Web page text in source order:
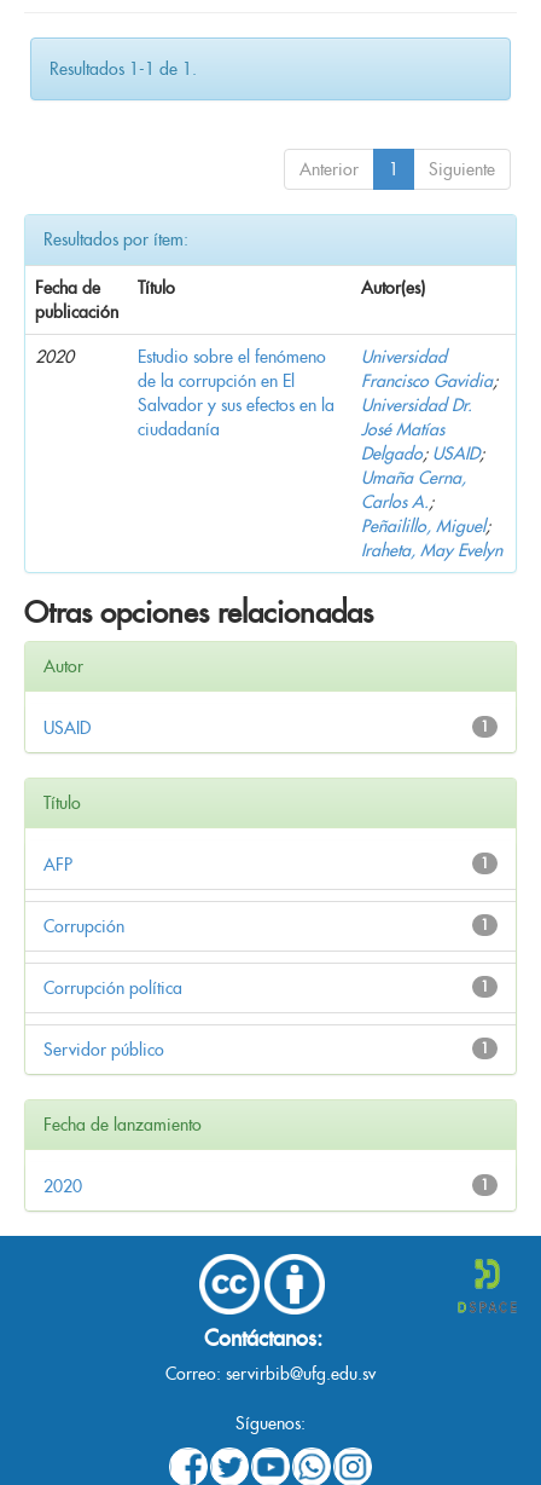
Resultados 1-1 de 1.
Anterior 1 Siguiente
Resultados por ítem:
Fecha de
publicación
Título Autor(es)
2020
Estudio sobre el fenómeno
de la corrupción en El
Salvador y sus efectos en la
ciudadanía
Universidad
Francisco Gavidia;
Universidad Dr.
José Matías
Delgado; USAID;
Umaña Cerna,
Carlos A.;
Peñailillo, Miguel;
Iraheta, May Evelyn
Otras opciones relacionadas
Autor
1
USAID
Título
1
AFP
1
Corrupción
1
Corrupción política
1
Servidor público
Fecha de lanzamiento
1
2020
Contáctanos:
Correo: servirbib@ufg.edu.sv
Síguenos: